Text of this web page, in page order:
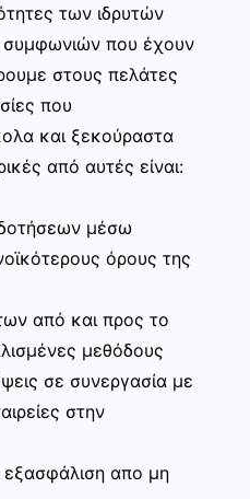
των ιδρυτών
συμφωνιών που έχουν
στους πελάτες
που
και ξεκούραστα
από αυτές είναι:
μέσω
όρους της
από και προς το
μεθόδους
σε συνεργασία με
στην
απο μη